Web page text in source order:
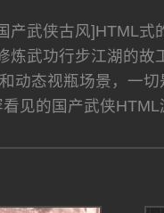
武侠古风]HTML
武功行步江湖的故
态视瓶场景，一
见的国产武侠